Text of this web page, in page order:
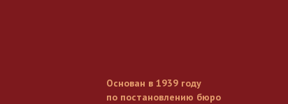
Основан в 1939 году
по постановлению бюро